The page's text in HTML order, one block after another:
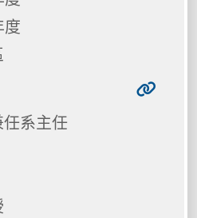
度
系主任